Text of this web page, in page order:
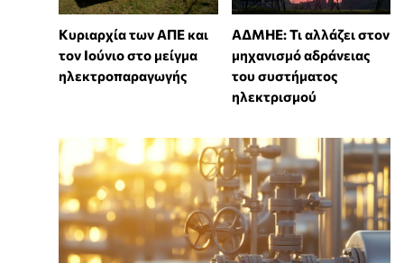
Κυριαρχία των ΑΠΕ και
τον Ιούνιο στο μείγμα
ηλεκτροπαραγωγής
ΑΔΜΗΕ: Τι αλλάζει στον
μηχανισμό αδράνειας
του συστήματος
ηλεκτρισμού